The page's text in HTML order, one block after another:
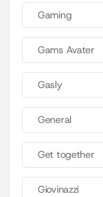
Gaming
Gams Avater
Gasly
General
Get together
Giovinazzi